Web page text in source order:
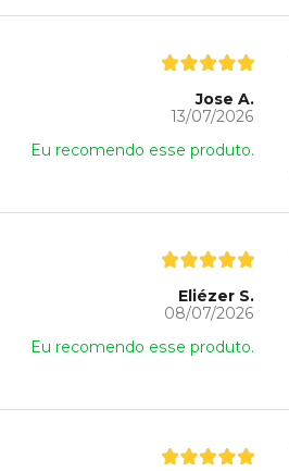
Jose A.
13/07/2026
Eu recomendo esse produto.
Eliézer S.
08/07/2026
Eu recomendo esse produto.